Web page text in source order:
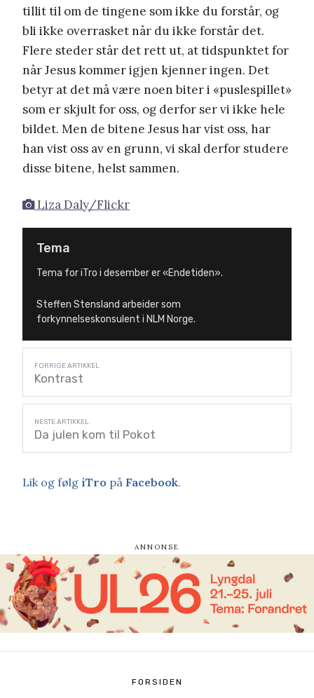
tillit til om de tingene som ikke du forstår, og
bli ikke overrasket når du ikke forstår det.
Flere steder står det rett ut, at tidspunktet for
når Jesus kommer igjen kjenner ingen. Det
betyr at det må være noen biter i «puslespillet»
som er skjult for oss, og derfor ser vi ikke hele
bildet. Men de bitene Jesus har vist oss, har
han vist oss av en grunn, vi skal derfor studere
disse bitene, helst sammen.
Liza Daly/Flickr
Tema
Tema for iTro i desember er «Endetiden».
Steffen Stensland arbeider som
forkynnelseskonsulent i NLM Norge.
Kontrast
Da julen kom til Pokot
Lik og følg iTro på Facebook.
FORSIDEN